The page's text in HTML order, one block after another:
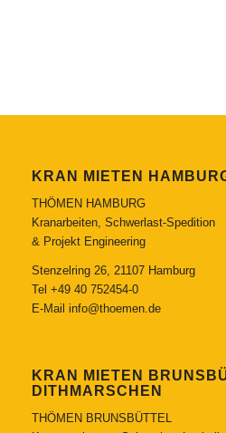
KRAN MIETEN
THÖMEN HAMBURG
Kranarbeiten, Schwerlast-Spedition
& Projekt Engineering
Stenzelring 26, 21107 Hamburg
Tel +49 40 752454-0
E-Mail info@thoemen.de
KRAN MIETEN
DITHMARSCHEN
THÖMEN BRUNSBÜTTEL